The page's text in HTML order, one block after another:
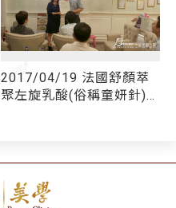
2017/04/19 法國舒顏萃
聚左旋乳酸(俗稱童妍針)原